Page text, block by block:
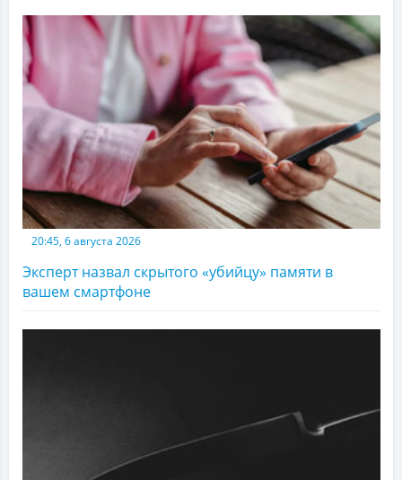
20:45, 6 августа 2026
Эксперт назвал скрытого «убийцу» памяти в
вашем смартфоне